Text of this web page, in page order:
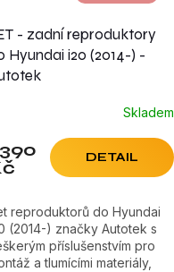
- zadní reproduktory
Hyundai i20 (2014-) -
Skladem
390
DETAIL
reproduktorů do Hyundai
(2014-) značky Autotek s
příslušenstvím pro
a tlumícími materiály,